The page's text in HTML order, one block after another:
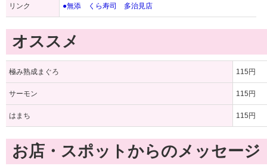
リンク ●無添 くら寿司 多治見店
オススメ
極み熟成まぐろ 115円
サーモン 115円
はまち 115円
お店・スポットからのメッセージ